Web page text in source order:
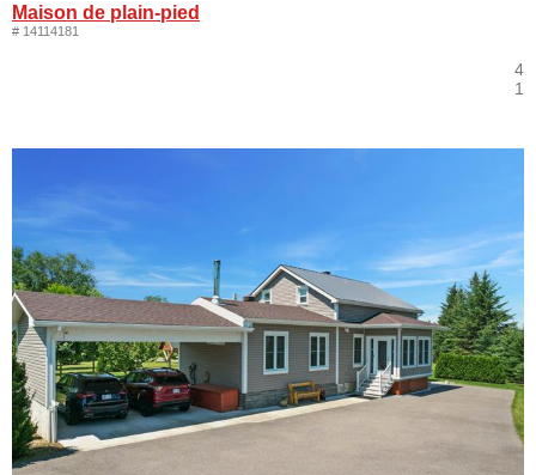
Maison de plain-pied
# 14114181
4
1